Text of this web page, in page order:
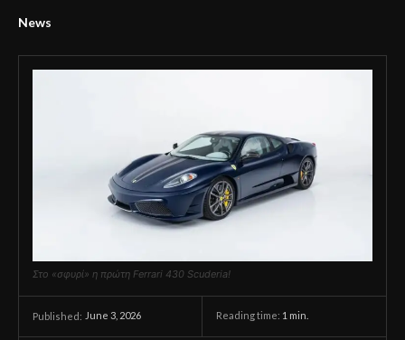
News
Στο «σφυρί» η πρώτη Ferrari 430 Scuderia!
Published: June 3, 2026 Reading time: 1 min.